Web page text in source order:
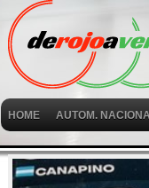
HOME AUTOM.